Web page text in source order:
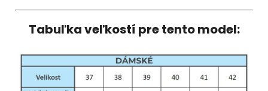
Tabuľka veľkostí pre tento model: